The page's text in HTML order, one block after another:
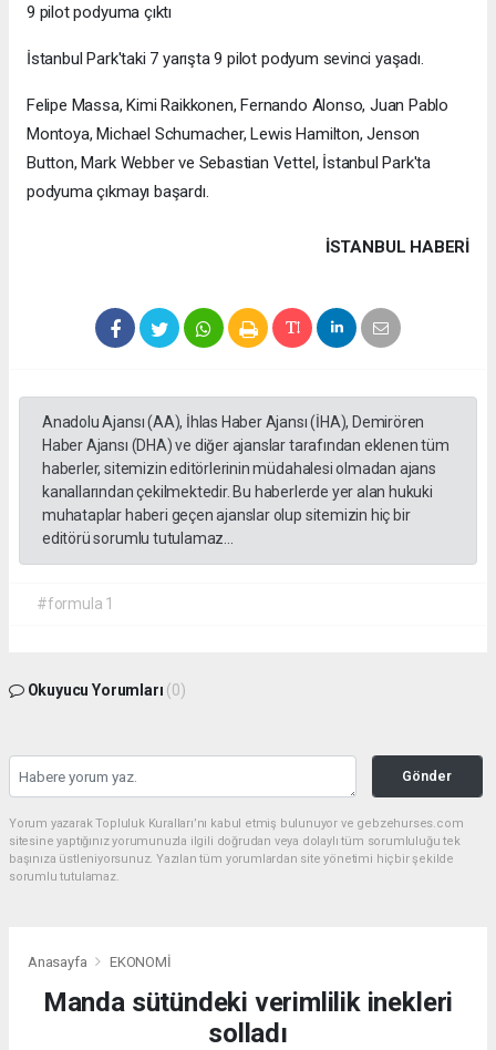
9 pilot podyuma çıktı
İstanbul Park'taki 7 yarışta 9 pilot podyum sevinci yaşadı.
Felipe Massa, Kimi Raikkonen, Fernando Alonso, Juan Pablo
Montoya, Michael Schumacher, Lewis Hamilton, Jenson
Button, Mark Webber ve Sebastian Vettel, İstanbul Park'ta
podyuma çıkmayı başardı.
İSTANBUL HABERİ
Anadolu Ajansı (AA), İhlas Haber Ajansı (İHA), Demirören
Haber Ajansı (DHA) ve diğer ajanslar tarafından eklenen tüm
haberler, sitemizin editörlerinin müdahalesi olmadan ajans
kanallarından çekilmektedir. Bu haberlerde yer alan hukuki
muhataplar haberi geçen ajanslar olup sitemizin hiç bir
editörü sorumlu tutulamaz...
#formula 1
Okuyucu Yorumları (0)
Gönder
Yorum yazarak Topluluk Kuralları’nı kabul etmiş bulunuyor ve gebzehurses.com
sitesine yaptığınız yorumunuzla ilgili doğrudan veya dolaylı tüm sorumluluğu tek
başınıza üstleniyorsunuz. Yazılan tüm yorumlardan site yönetimi hiçbir şekilde
sorumlu tutulamaz.
Anasayfa EKONOMİ
Manda sütündeki verimlilik inekleri
solladı